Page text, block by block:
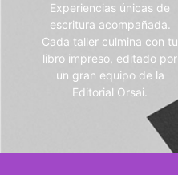
Experiencias únicas de
escritura acompañada.
Cada taller culmina con tu
libro impreso, editado por
un gran equipo de la
Editorial Orsai.